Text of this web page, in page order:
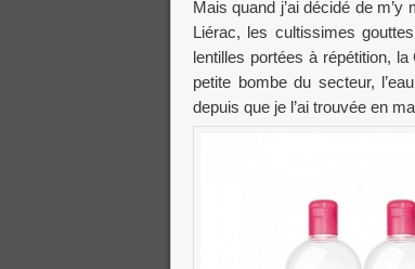
Mais quand j’ai décidé de
Liérac, les cultissimes
lentilles portées à répétition,
petite bombe du secteur,
depuis que je l’ai trouvée en